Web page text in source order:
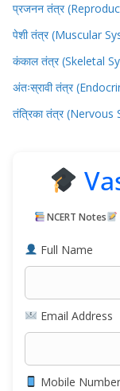
प्रजनन तंत्र
पेशी तंत्र (Muscular
कंकाल तंत्र (Skeletal
अंतःस्रावी तंत्र
तंत्रिका तंत्र (Nervous
NCERT Notes
Full Name
Email Address
Mobile Number